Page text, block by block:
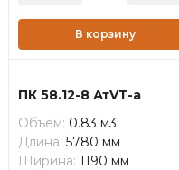
В корзину
ПК 58.12-8 АтVТ-а
Объем: 0.83 м3
Длина: 5780 мм
Ширина: 1190 мм